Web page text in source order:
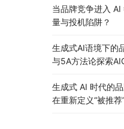
当品牌竞争进入
量与投机陷阱？
生成式AI语境下的
与5A方法论探索
生成式 AI 时代的
在重新定义“被推荐